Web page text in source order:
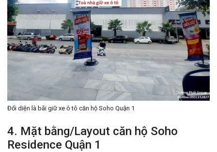
Đối diện là bãi giữ xe ô tô căn hộ Soho Quận 1
4. Mặt bằng/Layout căn hộ Soho
Residence Quận 1